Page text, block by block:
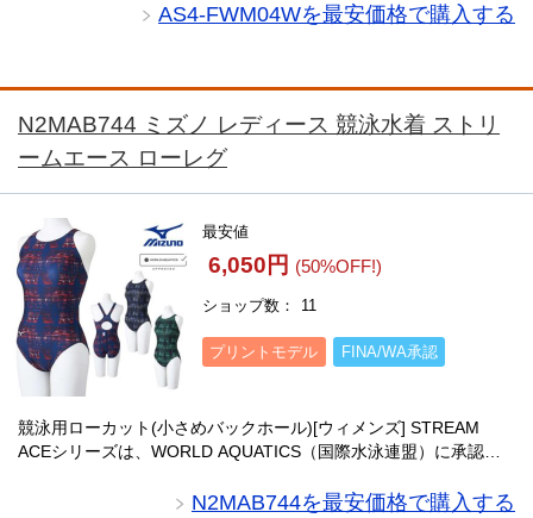
元気でポジティブなイメージを演出し・・・
AS4-FWM04Wを最安価格で購入する
N2MAB744 ミズノ レディース 競泳水着 ストリ
ームエース ローレグ
最安値
6,050円 (50%OFF!)
ショップ数 11
プリントモデル FINA/WA承認
競泳用ローカット(小さめバックホール)[ウィメンズ] STREAM
ACEシリーズは、WORLD AQUATICS（国際水泳連盟）に承認さ
用し、体にフィットするス・・・N2MAB744を最安価格で購入する